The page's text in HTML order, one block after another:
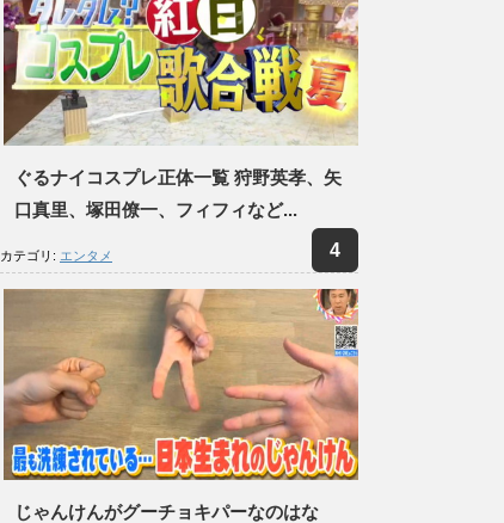
ぐるナイコスプレ正体一覧 狩野英孝、矢
口真里、塚田僚一、フィフィなど...
カテゴリ: エンタメ
じゃんけんがグーチョキパーなのはな